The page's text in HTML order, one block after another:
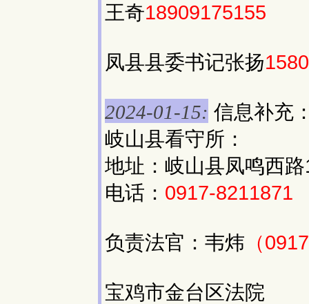
王奇18909175155
凤县县委书记张扬
2024-01-15: 信息补充
岐山县看守所：
地址：岐山县凤鸣西
电话： 0917-8211871
负责法官：韦炜 （
宝鸡市金台区法院